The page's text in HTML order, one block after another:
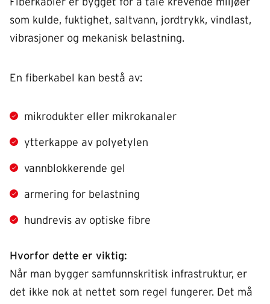
som kulde, fuktighet, saltvann, jordtrykk, vindlast,
vibrasjoner og mekanisk belastning.
En fiberkabel kan bestå av:
mikrodukter eller mikrokanaler
ytterkappe av polyetylen
vannblokkerende gel
armering for belastning
hundrevis av optiske fibre
Hvorfor dette er viktig:
Når man bygger samfunnskritisk infrastruktur, er
det ikke nok at nettet som regel fungerer. Det må